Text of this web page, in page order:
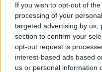
If you wish to opt-out of
processing of your
targeted advertising by us,
section to confirm your
opt-out request is
interest-based ads based
us or personal information
Sam pogrążał się w
alkoholowym.
zatrudnił się w
następnie „Broadway
napisał utwórKruk